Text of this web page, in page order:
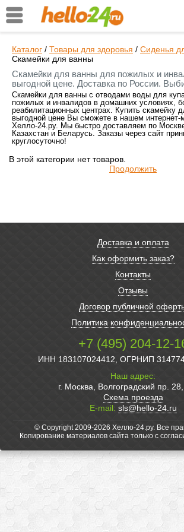
Каталог / Товары для здоровья / Сиденья
Скамейки для ванны
Скамейки для ванны для пожилых и
выгодной цене. Доставка по России.
Скамейки для ванны с отводами воды для
пожилых и инвалидов в домашних условиях,
реабилитационных центрах. Купить скамейку
выгодной цене Вы сможете в нашем интернет-
Хелло-24.ру. Мы быстро доставляем по
Казахстан и Беларусь. Заказы через сайт
круглосуточно!
В этой категории нет товаров.
Продолжить
Доставка и оплата
Как оформить заказ?
Контакты
Отзывы
Договор публичной
Политика
+7 (495) 204-12-
ИНН 183107024412, ОГРНИП
Наш адрес:
г. Москва, Волгоградский пр. 28,
Схема проезда
E-mail: sls@hello-24.ru
© Copyright 2009-2026 Хелло-24.ру. Все
Копирование материалов сайта только с